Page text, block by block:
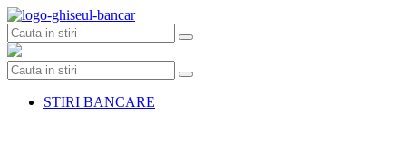
Skip
to
content
STIRI BANCARE